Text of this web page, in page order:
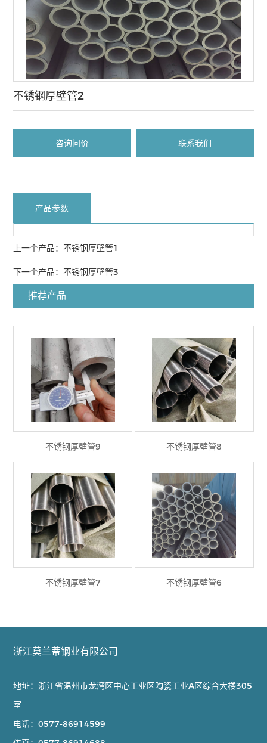
不锈钢厚壁管2
咨询问价 联系我们
产品参数
上一个产品：不锈钢厚壁管1
下一个产品：不锈钢厚壁管3
推荐产品
不锈钢厚壁管9 不锈钢厚壁管8
不锈钢厚壁管7 不锈钢厚壁管6
浙江莫兰蒂钢业有限公司
地址：浙江省温州市龙湾区中心工业区陶瓷工业A区综合大楼305
室
电话：0577-86914599